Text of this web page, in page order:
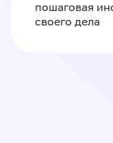
пошаговая
своего дела